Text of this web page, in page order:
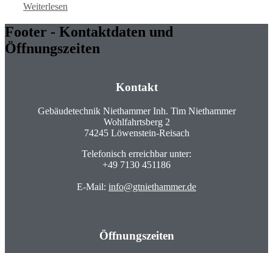
Weiterlesen
Footer - Kontaktdaten und
Öffnungszeiten
Kontakt
Gebäudetechnik Niethammer Inh. Tim Niethammer
Wohlfahrtsberg 2
74245 Löwenstein-Reisach
Telefonisch erreichbar unter:
+49 7130 451186
E-Mail: info@gtniethammer.de
Öffnungszeiten